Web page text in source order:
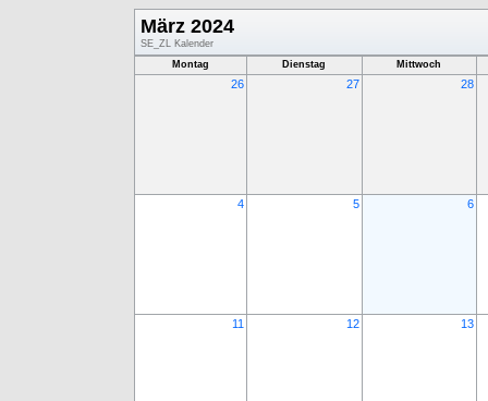
März 2024
SE_ZL Kalender
Montag
Dienstag Mittwoch
26 27 28
4 5 6
11 12 13